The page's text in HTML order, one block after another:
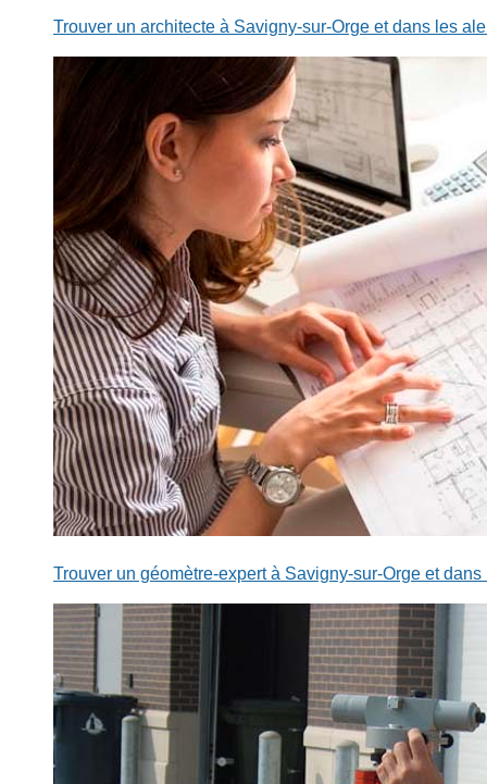
Trouver un architecte à Savigny-sur-Orge et dans les
Trouver un géomètre-expert à Savigny-sur-Orge et